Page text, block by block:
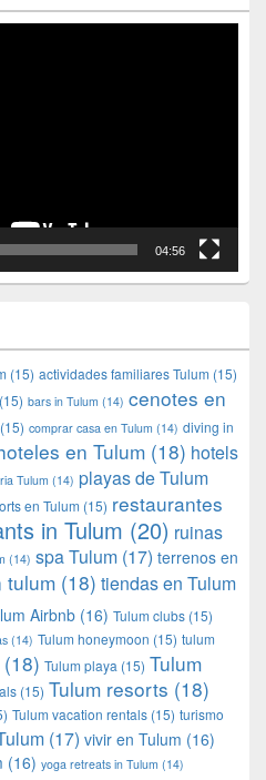
04:56
(15) actividades familiares Tulum (15)
(15) bars in Tulum (14) cenotes en
(15) comprar casa en Tulum (14) diving in
en Tulum (18) hotels
Tulum (14) playas de Tulum
en Tulum (15) restaurantes
in Tulum (20) ruinas
(14) spa Tulum (17) terrenos en
tulum (18) tiendas en Tulum
Airbnb (16) Tulum clubs (15)
(14) Tulum honeymoon (15) tulum
(18) Tulum playa (15) Tulum
(15) Tulum resorts (18)
Tulum vacation rentals (15) turismo
(17) vivir en Tulum (16)
(16) yoga retreats in Tulum (14)